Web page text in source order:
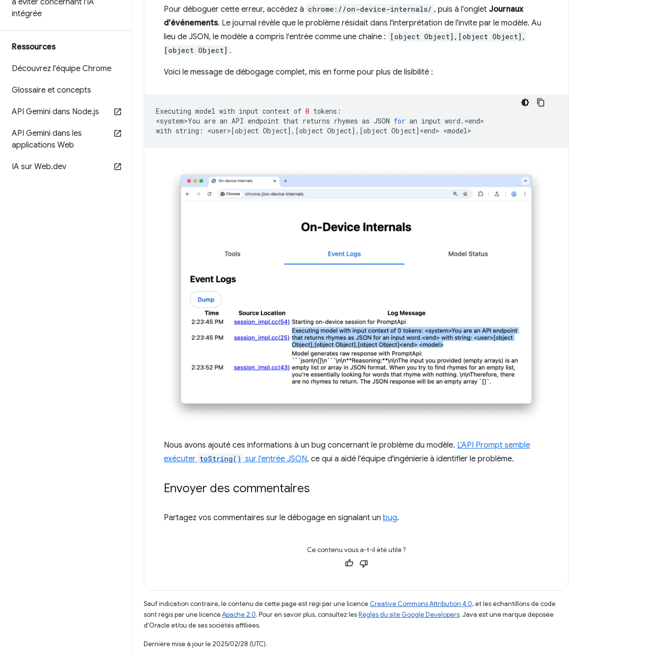
à éviter concernant l'IA
intégrée
Ressources
Découvrez l'équipe Chrome
Glossaire et concepts
API Gemini dans Node.js
API Gemini dans les
applications Web
IA sur Web.dev
Pour déboguer cette erreur, accédez à chrome://on-device-internals/ , puis à l'onglet Journaux
d'événements. Le journal révèle que le problème résidait dans l'interprétation de l'invite par le modèle. Au
lieu de JSON, le modèle a compris l'entrée comme une chaîne :
[object Object],[object Object],
[object Object] .
Voici le message de débogage complet, mis en forme pour plus de lisibilité :
Executing model with input context of 0 tokens:
<system>You are an API endpoint that returns rhymes as JSON for an input word.<end>
with string: <user>[object Object] , [object Object] , [object Object] <end>
Nous avons ajouté ces informations à un bug concernant le problème du modèle. L'API Prompt semble
exécuter toString() sur l'entrée JSON, ce qui a aidé l'équipe d'ingénierie à identifier le problème.
Envoyer des commentaires
Partagez vos commentaires sur le débogage en signalant un bug.
Ce contenu vous a-t-il été utile ?
Sauf indication contraire, le contenu de cette page est régi par une licence Creative Commons Attribution 4.0, et les échantillons de code
sont régis par une licenceApache 2.0. Pour en savoir plus, consultez lesRègles du site Google Developers. Java est une marque déposée
d'Oracle et/ou de ses sociétés affiliées.
Dernière mise à jour le 2025/02/28 (UTC).